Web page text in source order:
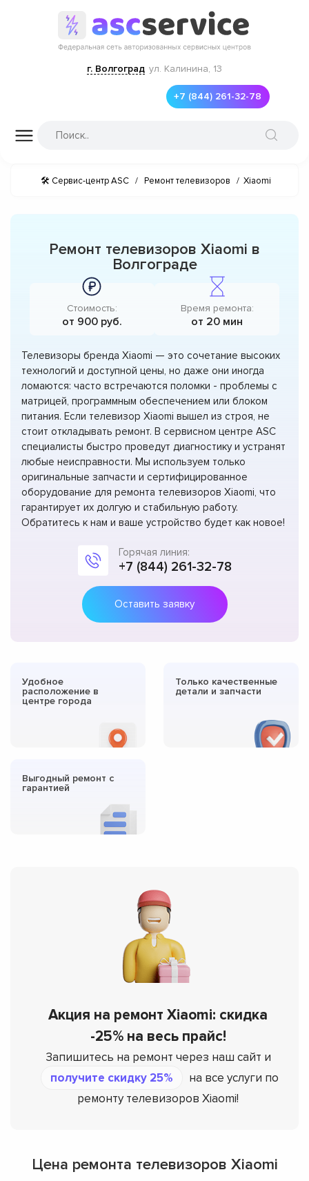
г. Волгоград ул. Калинина, 13
+7 (844) 261-32-78
🛠 Сервис-центр ASC / Ремонт телевизоров / Xiaomi
Ремонт телевизоров Xiaomi в
Волгограде
Стоимость:
от 900 руб.
Время ремонта:
от 20 мин
Телевизоры бренда Xiaomi — это сочетание высоких
технологий и доступной цены, но даже они иногда
ломаются: часто встречаются поломки - проблемы с
матрицей, программным обеспечением или блоком
питания. Если телевизор Xiaomi вышел из строя, не
стоит откладывать ремонт. В сервисном центре ASC
специалисты быстро проведут диагностику и устранят
любые неисправности. Мы используем только
оригинальные запчасти и сертифицированное
оборудование для ремонта телевизоров Xiaomi, что
гарантирует их долгую и стабильную работу.
Обратитесь к нам и ваше устройство будет как новое!
Горячая линия:
+7 (844) 261-32-78
Оставить заявку
Удобное
расположение в
центре города
Только качественные
детали и запчасти
Выгодный ремонт с
гарантией
Акция на ремонт Xiaomi: скидка
-25% на весь прайс!
Запишитесь на ремонт через наш сайт и
получите скидку 25%
на все услуги по
ремонту телевизоров Xiaomi!
Цена ремонта телевизоров Xiaomi